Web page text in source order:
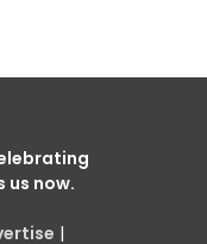
us now.
|